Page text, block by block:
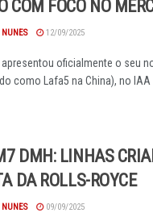
COM FOCO NO
12/09/2025
oficialmente o seu
como Lafa5 na China), no IAA
DMH: LINHAS
DA ROLLS-ROYCE
09/09/2025